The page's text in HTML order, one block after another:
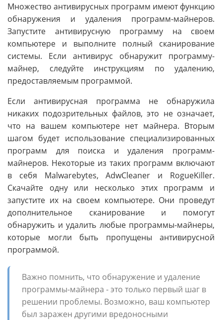
Множество антивирусных программ имеют функцию
обнаружения и удаления программ-майнеров.
Запустите антивирусную программу на своем
компьютере и выполните полный сканирование
системы. Если антивирус обнаружит программу-
майнер, следуйте инструкциям по удалению,
предоставляемым программой.
Если антивирусная программа не обнаружила
никаких подозрительных файлов, это не означает,
что на вашем компьютере нет майнера. Вторым
шагом будет использование специализированных
программ для поиска и удаления программ-
майнеров. Некоторые из таких программ включают
в себя Malwarebytes, AdwCleaner и RogueKiller.
Скачайте одну или несколько этих программ и
запустите их на своем компьютере. Они проведут
дополнительное сканирование и помогут
обнаружить и удалить любые программы-майнеры,
которые могли быть пропущены антивирусной
программой.
Важно помнить, что обнаружение и удаление
программы-майнера - это только первый шаг в
решении проблемы. Возможно, ваш компьютер
был заражен другими вредоносными